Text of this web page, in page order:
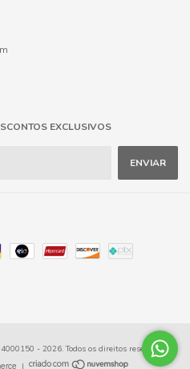
EXCLUSIVOS
- 2026. Todos os direitos reservados.
|